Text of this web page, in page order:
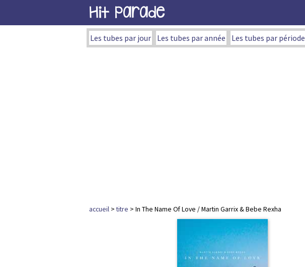
Hit Parade
Les tubes par jour Les tubes par année Les tubes par période
accueil >titre > In The Name Of Love / Martin Garrix & Bebe Rexha